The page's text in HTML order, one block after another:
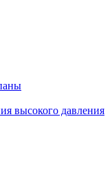
высокого давления